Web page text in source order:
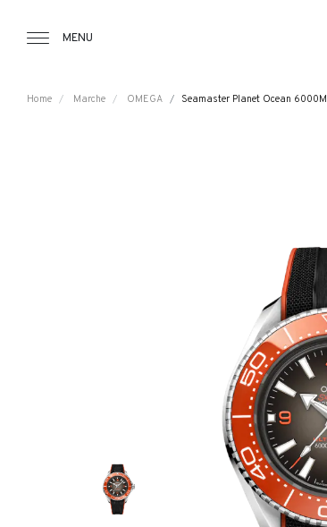
MENU
Home Marche OMEGA Seamaster Planet Ocean 6000M